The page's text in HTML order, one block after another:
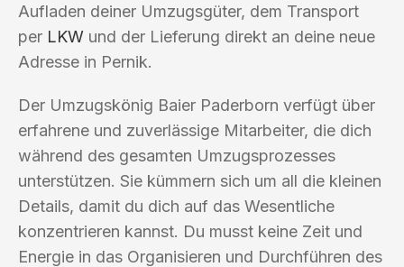
Aufladen deiner Umzugsgüter, dem Transport
per LKW und der Lieferung direkt an deine neue
Adresse in Pernik.
Der Umzugskönig Baier Paderborn verfügt über
erfahrene und zuverlässige Mitarbeiter, die dich
während des gesamten Umzugsprozesses
unterstützen. Sie kümmern sich um all die kleinen
Details, damit du dich auf das Wesentliche
konzentrieren kannst. Du musst keine Zeit und
Energie in das Organisieren und Durchführen des